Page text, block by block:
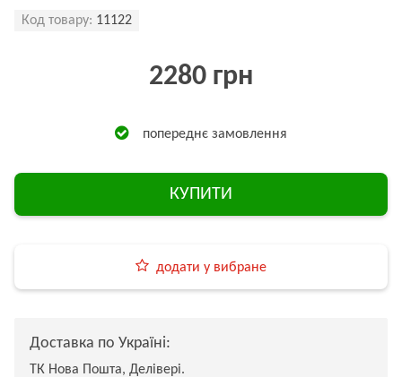
Код товару: 11122
2280 грн
попереднє замовлення
КУПИТИ
додати у вибране
Доставка по Україні:
ТК Нова Пошта, Делівері.